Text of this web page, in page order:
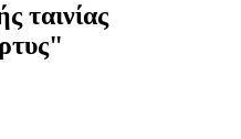
ταινίας